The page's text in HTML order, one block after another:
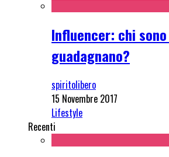
Influencer: chi
guadagnano?
spiritolibero
15 Novembre 2017
Lifestyle
Recenti